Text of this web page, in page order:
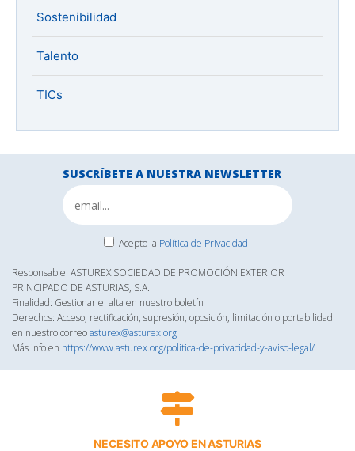
Sostenibilidad
Talento
TICs
SUSCRÍBETE A NUESTRA NEWSLETTER
Acepto la Política de Privacidad
Responsable: ASTUREX SOCIEDAD DE PROMOCIÓN EXTERIOR
PRINCIPADO DE ASTURIAS, S.A.
Finalidad: Gestionar el alta en nuestro boletín
Derechos: Acceso, rectificación, supresión, oposición, limitación o portabilidad
en nuestro correoasturex@asturex.org
Más info en https://www.asturex.org/politica-de-privacidad-y-aviso-legal/
NECESITO APOYO EN ASTURIAS